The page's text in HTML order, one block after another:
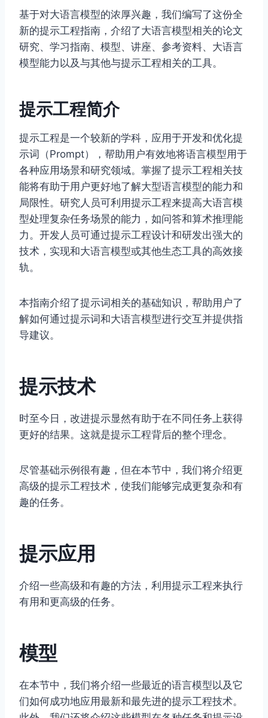
基于对大语言模型的浓厚兴趣，我们编写了这份全
新的提示工程指南，介绍了大语言模型相关的论文
研究、学习指南、模型、讲座、参考资料、大语言
模型能力以及与其他与提示工程相关的工具。
提示工程简介
提示工程是一个较新的学科，应用于开发和优化提
示词（Prompt），帮助用户有效地将语言模型用于
各种应用场景和研究领域。掌握了提示工程相关技
能将有助于用户更好地了解大型语言模型的能力和
局限性。研究人员可利用提示工程来提高大语言模
型处理复杂任务场景的能力，如问答和算术推理能
力。开发人员可通过提示工程设计和研发出强大的
技术，实现和大语言模型或其他生态工具的高效接
轨。
本指南介绍了提示词相关的基础知识，帮助用户了
解如何通过提示词和大语言模型进行交互并提供指
导建议。
提示技术
时至今日，改进提示显然有助于在不同任务上获得
更好的结果。这就是提示工程背后的整个理念。
尽管基础示例很有趣，但在本节中，我们将介绍更
高级的提示工程技术，使我们能够完成更复杂和有
趣的任务。
提示应用
介绍一些高级和有趣的方法，利用提示工程来执行
有用和更高级的任务。
模型
在本节中，我们将介绍一些最近的语言模型以及它
们如何成功地应用最新和最先进的提示工程技术。